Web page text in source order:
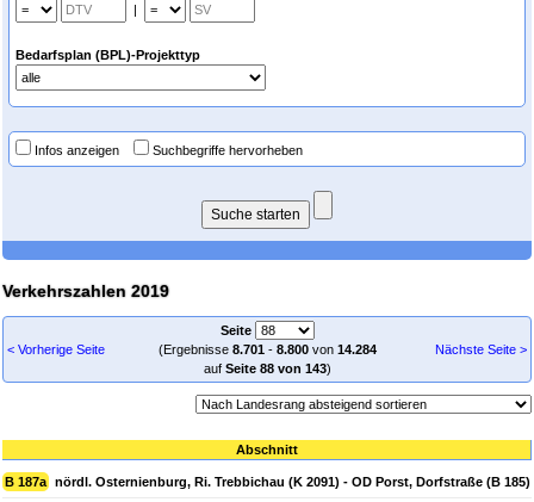
|
Bedarfsplan (BPL)-Projekttyp
Infos anzeigen Suchbegriffe hervorheben
Verkehrszahlen 2019
< Vorherige Seite
Seite
(Ergebnisse 8.701- 8.800von 14.284
auf Seite 88 von 143)
Nächste Seite >
Abschnitt
B 187a nördl. Osternienburg, Ri. Trebbichau (K 2091) - OD Porst, Dorfstraße (B 185)